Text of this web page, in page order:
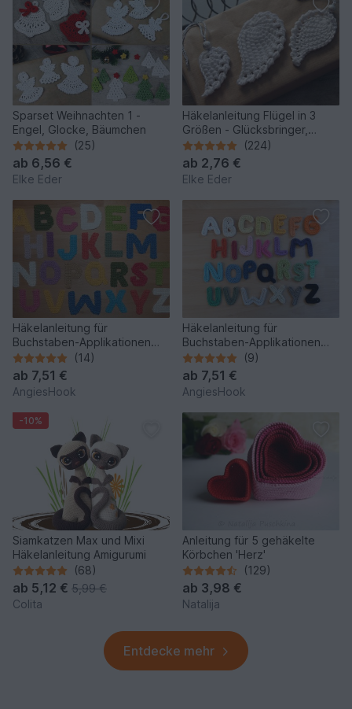
Sparset Weihnachten 1 -
Engel, Glocke, Bäumchen
(25)
ab 6,56 €
Elke Eder
Häkelanleitung Flügel in 3
Größen - Glücksbringer,
Schutz, Trost(224)
ab 2,76 €
Elke Eder
Häkelanleitung für
Buchstaben-Applikationen
von A-Z
(14)
ab 7,51 €
AngiesHook
Häkelanleitung für
Buchstaben-Applikationen
von A-Z
(9)
ab 7,51 €
AngiesHook
-10%
Siamkatzen Max und Mixi
Häkelanleitung Amigurumi
(68)
ab 5,12 € 5,99 €
Colita
Anleitung für 5 gehäkelte
Körbchen 'Herz'
(129)
ab 3,98 €
Natalija
Entdecke mehr